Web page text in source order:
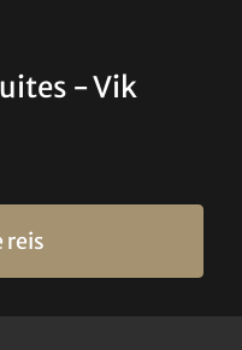
- Vik
reis